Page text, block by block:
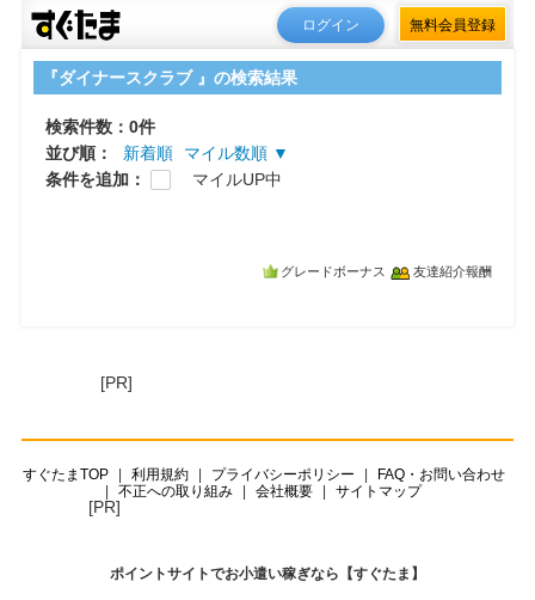
ログイン 無料会員登録
『ダイナースクラブ 』の検索結果
検索件数：0件
並び順：
新着順
マイル数順 ▼
条件を追加：
マイルUP中
グレードボーナス 友達紹介報酬
[PR]
すぐたまTOP 利用規約 プライバシーポリシー
FAQ・お問い合わせ
不正への取り組み
会社概要 サイトマップ
[PR]
ポイントサイトでお小遣い稼ぎなら【すぐたま】